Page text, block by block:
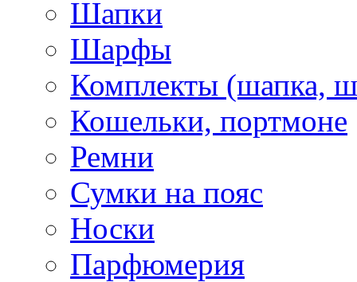
Шапки
Шарфы
Комплекты (шапка,
Кошельки, портмоне
Ремни
Сумки на пояс
Носки
Парфюмерия